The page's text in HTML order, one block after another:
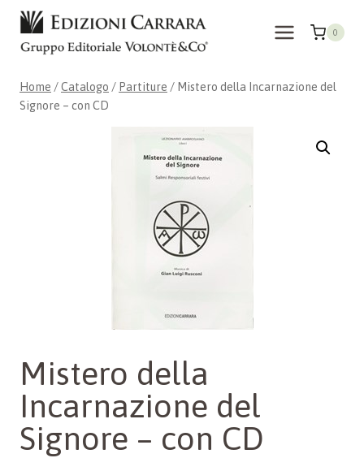
Salta
contenuto
0
Home /Catalogo / Partiture / Mistero della Incarnazione del
Signore – con CD
Mistero della
Incarnazione del
Signore – con CD